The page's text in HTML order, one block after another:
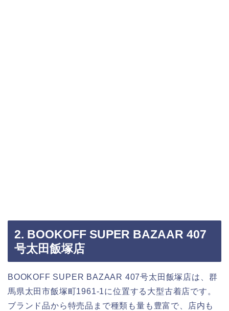
2. BOOKOFF SUPER BAZAAR 407
号太田飯塚店
BOOKOFF SUPER BAZAAR 407号太田飯塚店は、群
馬県太田市飯塚町1961-1に位置する大型古着店です。
ブランド品から特売品まで種類も量も豊富で、店内も